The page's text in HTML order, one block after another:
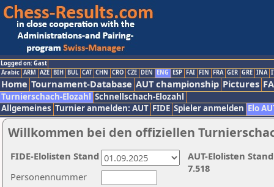
Logged on: Gast
Arabic ARM AZE BIH BUL CAT CHN CRO CZE DEN ENG ESP FAI FIN FRA GER GRE INA
Home Tournament-Database AUT championship Pictures
Turnierschach-Elozahl Schnellschach-Elozahl
Allgemeines Turnier anmelden: AUT FIDE Spieler anmelden Elo
Willkommen bei den offiziellen
Personennummer
AUT-Elolisten
7.518
FIDE-Elolisten Stand